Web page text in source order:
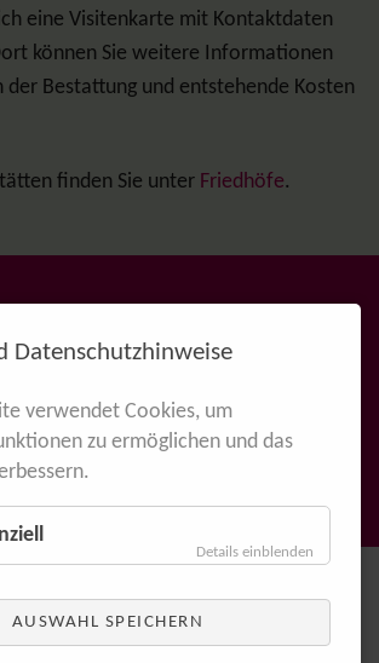
eine Visitenkarte mit Kontaktdaten
können Sie weitere Informationen
der Bestattung und entstehende Kosten
finden Sie unter Friedhöfe.
der Trauerbegleitung durch die
und trauernden Geschwister
können Sie sich auf unserer
vesh.de
Datenschutzhinweise
verwendet Cookies, um
zu ermöglichen und das
Details einblenden
AUSWAHL SPEICHERN